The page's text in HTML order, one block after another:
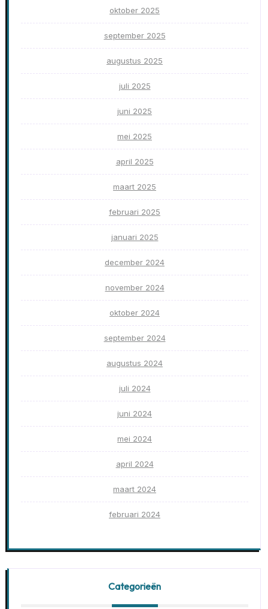
oktober 2025
september 2025
augustus 2025
juli 2025
juni 2025
mei 2025
april 2025
maart 2025
februari 2025
januari 2025
december 2024
november 2024
oktober 2024
september 2024
augustus 2024
juli 2024
juni 2024
mei 2024
april 2024
maart 2024
februari 2024
Categorieën